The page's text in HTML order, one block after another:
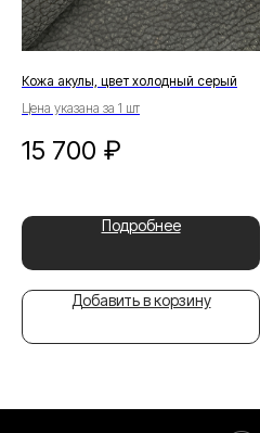
Кожа акулы, цвет холодный серый
Цена указана за 1 шт
15 700 ₽
Подробнее
Добавить в корзину